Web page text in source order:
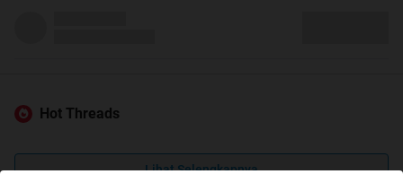
Hot Threads
Lihat Selengkapnya